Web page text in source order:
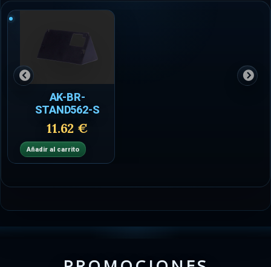
AK-BR-
STAND562-S
11.62 €
Añadir al carrito